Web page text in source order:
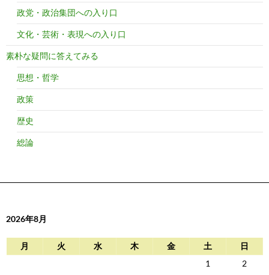
政党・政治集団への入り口
文化・芸術・表現への入り口
素朴な疑問に答えてみる
思想・哲学
政策
歴史
総論
2026年8月
月 火 水 木 金 土
日
1
2